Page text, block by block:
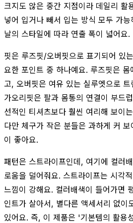
크지도 않은 중간 지점이라 데일리 활
넣어 입거나 빼서 입는 방식 모두 가
날의 스타일에 따라 연출 폭이 넓어요.
핏은 루즈핏/오버핏으로 표기되어 있
요한 포인트 중 하나예요. 루즈핏은
고, 오버핏은 여유 있는 실루엣으로
가오리핏은 팔과 몸통의 연결이 부드
선적인 티셔츠보다 훨씬 여리해 보이
다만 체구가 작은 분들은 과하게 커
이 좋아요.
패턴은 스트라이프인데, 여기에 컬러
로움을 덜어줘요. 스트라이프는 시각
느낌이 강해요. 컬러배색이 들어가면
인트가 살아서, 별다른 액세서리 없이
있어요. 즉, 이 제품은 '기본템의 활용